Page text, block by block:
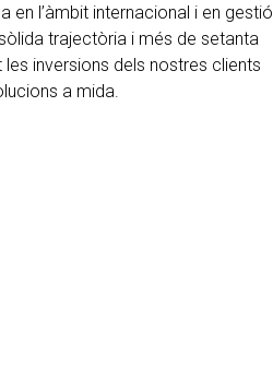
en l’àmbit internacional i en gestió
trajectòria i més de setanta
les inversions dels nostres clients
a mida.